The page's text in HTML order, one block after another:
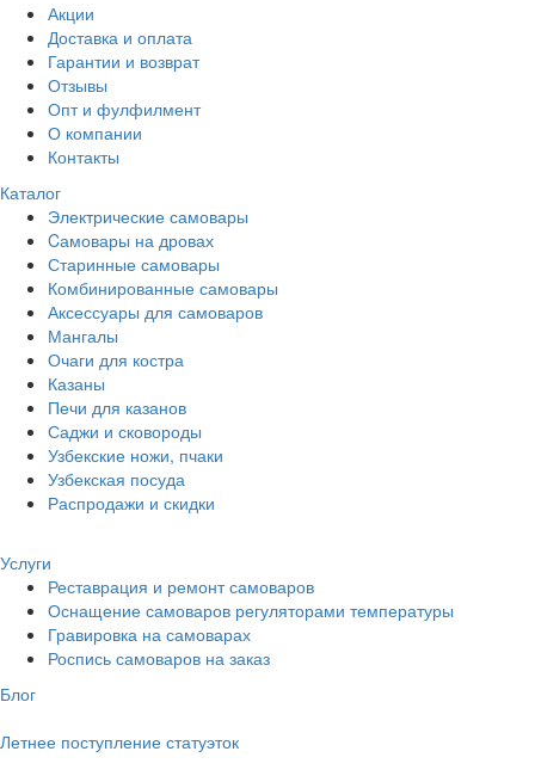
Акции
Доставка и оплата
Гарантии и возврат
Отзывы
Опт и фулфилмент
О компании
Контакты
Каталог
Электрические самовары
Cамовары на дровах
Старинные самовары
Комбинированные самовары
Аксессуары для самоваров
Мангалы
Очаги для костра
Казаны
Печи для казанов
Саджи и сковороды
Узбекские ножи, пчаки
Узбекская посуда
Распродажи и скидки
Услуги
Реставрация и ремонт самоваров
Оснащение самоваров регуляторами температуры
Гравировка на самоварах
Роспись самоваров на заказ
Блог
Летнее поступление статуэток